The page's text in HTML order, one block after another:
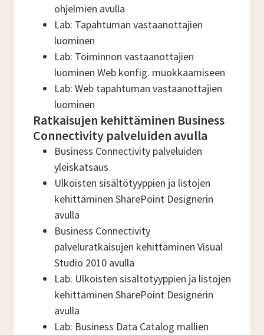
ohjelmien avulla
Lab: Tapahtuman vastaanottajien
luominen
Lab: Toiminnon vastaanottajien
luominen Web konfig. muokkaamiseen
Lab: Web tapahtuman vastaanottajien
luominen
Ratkaisujen kehittäminen Business
Connectivity palveluiden avulla
Business Connectivity palveluiden
yleiskatsaus
Ulkoisten sisältötyyppien ja listojen
kehittäminen SharePoint Designerin
avulla
Business Connectivity
palveluratkaisujen kehittäminen Visual
Studio 2010 avulla
Lab: Ulkoisten sisältötyyppien ja listojen
kehittäminen SharePoint Designerin
avulla
Lab: Business Data Catalog mallien